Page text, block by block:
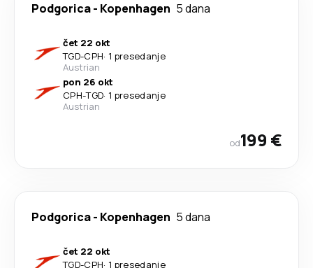
Podgorica- Kopenhagen 5 dana
čet 22 okt
TGD-CPH· 1 presedanje
Austrian
pon 26 okt
CPH-TGD· 1 presedanje
Austrian
od199 €
Podgorica- Kopenhagen 5 dana
čet 22 okt
TGD-CPH· 1 presedanje